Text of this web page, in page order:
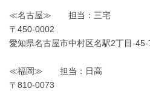
≪名古屋≫ 担当：三宅
〒450-0002
愛知県名古屋市中村区名駅2丁目-
≪福岡≫ 担当：日高
〒810-0073